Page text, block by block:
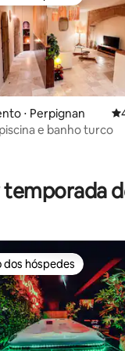
de 5, 65
⋅ Perpignan
e banho turco
dos hóspedes
dos hóspedes